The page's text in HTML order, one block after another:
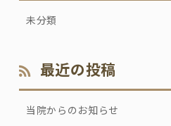
未分類
最近の投稿
当院からのお知らせ